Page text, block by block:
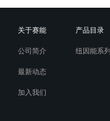
关于赛能
公司简介
最新动态
加入我们
产品目录
纽因能系列